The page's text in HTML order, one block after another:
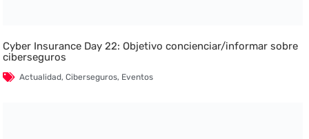
Cyber Insurance Day 22: Objetivo concienciar/informar sobre
ciberseguros
Actualidad,Ciberseguros, Eventos